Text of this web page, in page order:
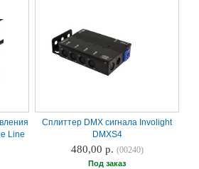
Line
Сплиттер DMX сигнала Involight
DMXS4
480,00 р. (00240)
Под заказ